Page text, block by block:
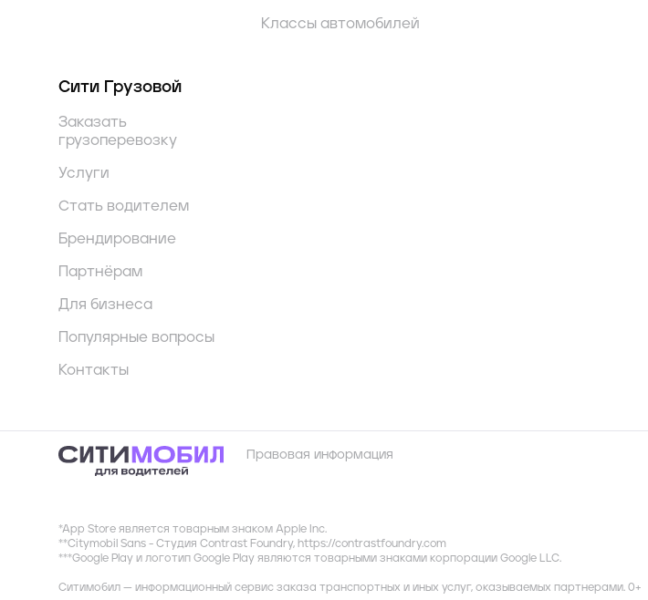
Классы автомобилей
Сити Грузовой
Заказать
грузоперевозку
Услуги
Стать водителем
Брендирование
Партнёрам
Для бизнеса
Популярные вопросы
Контакты
Правовая информация
*App Store является товарным знаком Apple Inc.
**Citymobil Sans - Студия Contrast Foundry, https://contrastfoundry.com
***Google Play и логотип Google Play являются товарными знаками корпорации Google LLC.
Ситимобил — информационный сервис заказа транспортных и иных услуг, оказываемых партнерами. 0+